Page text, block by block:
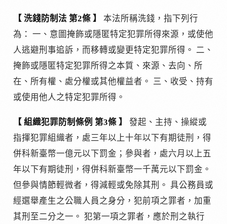
【 洗錢防制法 第2條 】
本法所稱洗錢，指下列行
為： 一、意圖掩飾或隱匿特定犯罪所得來源，或使他
人逃避刑事追訴，而移轉或變更特定犯罪所得。 二、
掩飾或隱匿特定犯罪所得之本質、來源、去向、所
在、所有權、處分權或其他權益者。 三、收受、持有
或使用他人之特定犯罪所得。
【 組織犯罪防制條例 第3條 】
發起、主持、操縱或
指揮犯罪組織者，處三年以上十年以下有期徒刑，得
併科新臺幣一億元以下罰金；參與者，處六月以上五
年以下有期徒刑，得併科新臺幣一千萬元以下罰金。
但參與情節輕微者，得減輕或免除其刑。 具公務員或
經選舉產生之公職人員之身分，犯前項之罪者，加重
其刑至二分之一。 犯第一項之罪者，應於刑之執行